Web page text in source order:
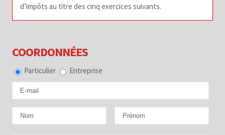
d’impôts au titre des cinq exercices suivants.
COORDONNÉES
Particulier Entreprise